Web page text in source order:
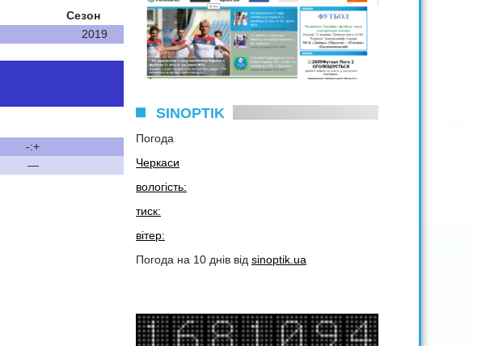
Сезон
2019
-:+
—
SINOPTIK
Погода
Черкаси
вологість:
тиск:
вітер:
Погода на 10 днів від sinoptik.ua